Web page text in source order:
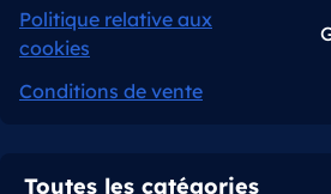
Politique relative aux
cookies
Conditions de vente
Toutes les catégories